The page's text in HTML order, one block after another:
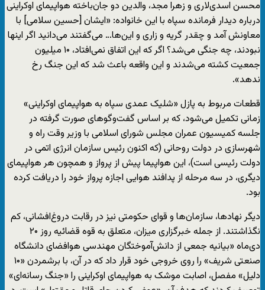
محسن اسدی‌لاری و زهرا مجد، والدین دو جان‌باخته هواپیمای اوکراینی
درباره دیدار فرمانده سپاه با این خانواده: «ایشان [حسین سلامی] با
معاونش آمد و چقدر گریه و زاری و این‌ها… می‌گفتند می‌دانید اگر اینها
نبودند، چه جنگی می‌شد؟ اگر که این اتفاق نمی‌افتاد، ۱۰ میلیون
جمعیت کشته می‌شدند و این واقعه باعث شد که این جنگ رخ
ندهد».
قطعات مربوط به پازل «شلیک عمدی سپاه به هواپیمای اوکراینی»
زمانی تکمیل می‌شود، که بر اساس گفت‌وگوهای صورت گرفته در
جلسه کمیسیون عمران مجلس شورای اسلامی با وزیر وقت راه و
شهرسازی در دولت روحانی (که اکنون رئیس سازمان انرژی اتمی در
دولت رئیسی است)، این هواپیما پیش از پرواز و همچون هر هواپیمای
دیگری، در سه مرحله از پدافند هوایی اجازه پرواز خود را دریافت کرده
بود.
دیگر نهادها، سازمان‌ها و قوای حکومتی نیز در رقابت دروغ‌افشانی، کم
نگذاشتند. از جمله خبرگزاری میزان، متعلق به قوه قضائیه روز ۲۰
دی‌ماه «بیانیه جمعی از دانش‌آموختگان مهندسی هوافضای دانشگاه
صنعتی شریف» را روی خروجی خود قرار داد که در آن، با برشمردن «۱۰
دلیل» مفصل، اصابت موشک به هواپیمای اوکراینی را «جنگ رسانه‌ای»